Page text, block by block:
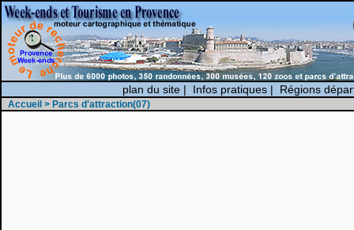
plan du site| Infos pratiques| Régions
Accueil > Parcs d'attraction(07)